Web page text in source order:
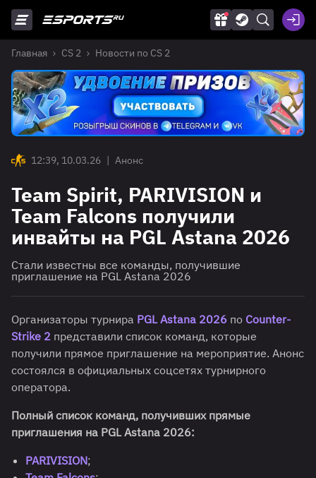
Главная CS 2 Новости по CS 2
12:39, 10.03.26 | Анонс
Team Spirit, PARIVISION и
Team Falcons получили
инвайты на PGL Astana 2026
Стали известны все команды, получившие
приглашение на PGL Astana 2026
Организаторы турнира PGL Astana 2026 по Counter-
Strike 2 представили список команд, которые
получили прямое приглашение на мероприятие. Анонс
состоялся в официальных соцсетях турнирного
оператора.
Полный список команд, получивших прямые
приглашения на PGL Astana 2026:
PARIVISION;